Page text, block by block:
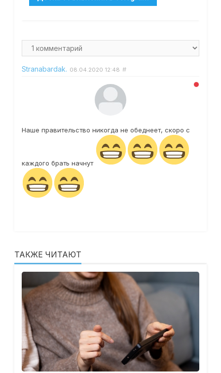
Stranabardak. 08.04.2020 12:48 #
Наше правительство никогда не обеднеет, скоро с
каждого брать начнут
ТАКЖЕ ЧИТАЮТ